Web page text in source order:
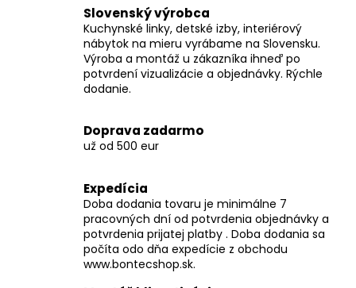
Slovenský výrobca
Kuchynské linky, detské izby, interiérový
nábytok na mieru vyrábame na Slovensku.
Výroba a montáž u zákazníka ihneď po
potvrdení vizualizácie a objednávky. Rýchle
dodanie.
Doprava zadarmo
už od 500 eur
Expedícia
Doba dodania tovaru je minimálne 7
pracovných dní od potvrdenia objednávky a
potvrdenia prijatej platby . Doba dodania sa
počíta odo dňa expedície z obchodu
www.bontecshop.sk.